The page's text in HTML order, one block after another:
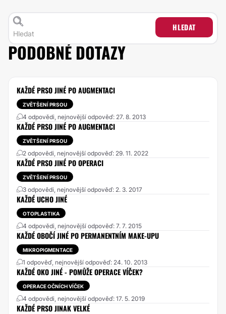
HLEDAT
PODOBNÉ DOTAZY
KAŽDÉ PRSO JINÉ PO AUGMENTACI
ZVĚTŠENÍ PRSOU
4 odpovědi, nejnovější odpověď: 27. 8. 2013
KAŽDÉ PRSO JINÉ PO AUGMENTACI
ZVĚTŠENÍ PRSOU
2 odpovědi, nejnovější odpověď: 29. 11. 2022
KAŽDÉ PRSO JINÉ PO OPERACI
ZVĚTŠENÍ PRSOU
3 odpovědi, nejnovější odpověď: 2. 3. 2017
KAŽDÉ UCHO JINÉ
OTOPLASTIKA
4 odpovědi, nejnovější odpověď: 7. 7. 2015
KAŽDÉ OBOČÍ JINÉ PO PERMANENTNÍM MAKE-UPU
MIKROPIGMENTACE
1 odpověď, nejnovější odpověď: 24. 10. 2013
KAŽDÉ OKO JINÉ - POMŮŽE OPERACE VÍČEK?
OPERACE OČNÍCH VÍČEK
4 odpovědi, nejnovější odpověď: 17. 5. 2019
KAŽDÉ PRSO JINAK VELKÉ